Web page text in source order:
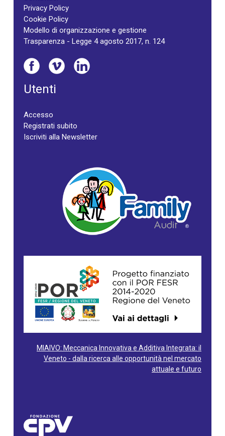
Privacy Policy
Cookie Policy
Modello di organizzazione e gestione
Trasparenza - Legge 4 agosto 2017, n. 124
Utenti
Accesso
Registrati subito
Iscriviti alla Newsletter
MIAIVO: Meccanica Innovativa e Additiva Integrata: il
Veneto - dalla ricerca alle opportunità nel mercato
attuale e futuro